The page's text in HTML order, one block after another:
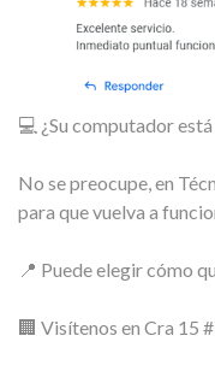
💻 ¿Su computador
No se preocupe, en
para que vuelva a
📍 Puede elegir cómo
🏢 Visítenos en Cra 15